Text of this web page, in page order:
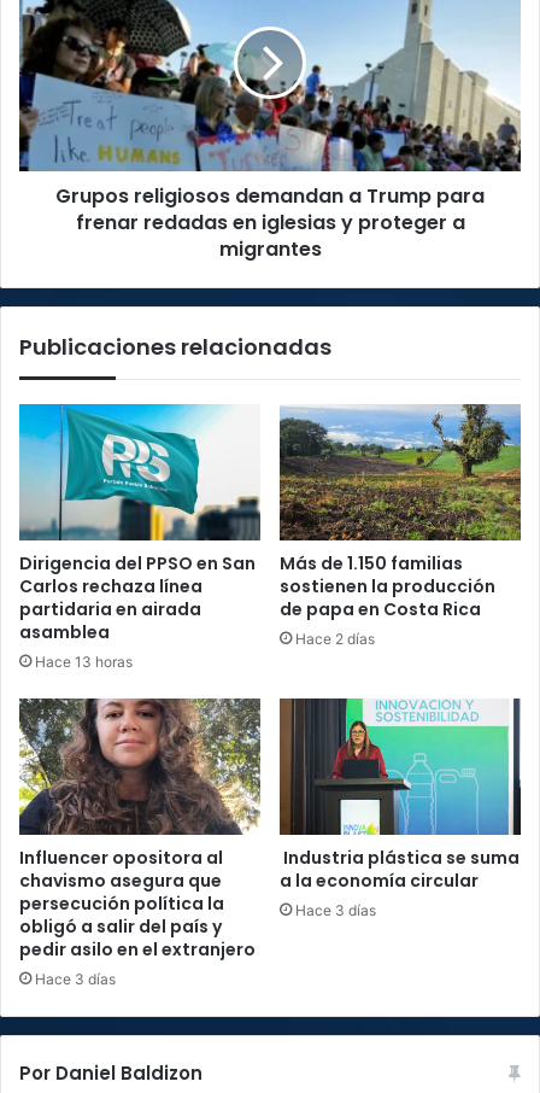
reglamentación
de
Leyes
demandan
a
Trump
para
frenar
redadas
en
iglesias
migrantes
Grupos religiosos demandan a Trump para
frenar redadas en iglesias y proteger a
migrantes
Publicaciones relacionadas
Dirigencia del PPSO en San
Carlos rechaza línea
partidaria en airada
asamblea
Hace 13 horas
Más de 1.150 familias
sostienen la producción
de papa en Costa Rica
Hace 2 días
Influencer opositora al
chavismo asegura que
persecución política la
obligó a salir del país y
pedir asilo en el extranjero
Hace 3 días
Industria plástica se suma
a la economía circular
Hace 3 días
Por Daniel Baldizon